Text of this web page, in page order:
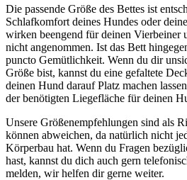
Die passende Größe des Bettes ist
Schlafkomfort deines Hundes oder
wirken beengend für deinen Vierbeiner
nicht angenommen. Ist das Bett
puncto Gemütlichkeit. Wenn du dir
Größe bist, kannst du eine gefaltete
deinen Hund darauf Platz machen
der benötigten Liegefläche für deinen
Unsere Größenempfehlungen sind als
können abweichen, da natürlich nicht
Körperbau hat. Wenn du Fragen
hast, kannst du dich auch gern
melden, wir helfen dir gerne weiter.